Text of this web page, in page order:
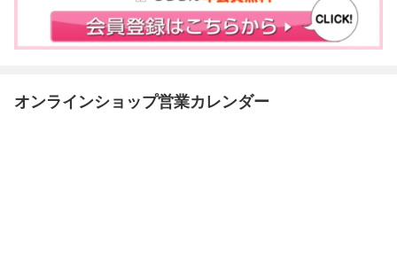
オンラインショップ営業カレンダー